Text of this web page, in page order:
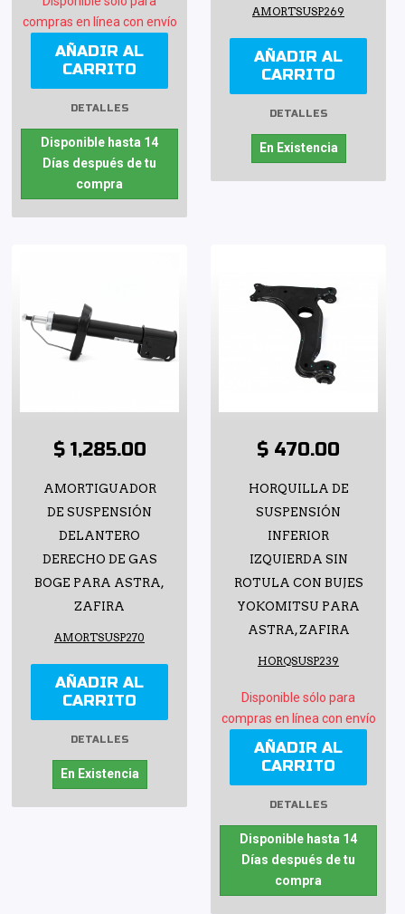
compras en línea con envío
AÑADIR AL
CARRITO
DETALLES
Disponible hasta 14
Días después de tu
compra
AMORTSUSP269
AÑADIR AL
CARRITO
DETALLES
En Existencia
$ 1,285.00
AMORTIGUADOR
DE SUSPENSIÓN
DELANTERO
DERECHO DE GAS
BOGE PARA ASTRA,
ZAFIRA
AMORTSUSP270
AÑADIR AL
CARRITO
DETALLES
En Existencia
$ 470.00
HORQUILLA DE
SUSPENSIÓN
INFERIOR
IZQUIERDA SIN
ROTULA CON BUJES
YOKOMITSU PARA
ASTRA, ZAFIRA
HORQSUSP239
Disponible sólo para
compras en línea con envío
AÑADIR AL
CARRITO
DETALLES
Disponible hasta 14
Días después de tu
compra